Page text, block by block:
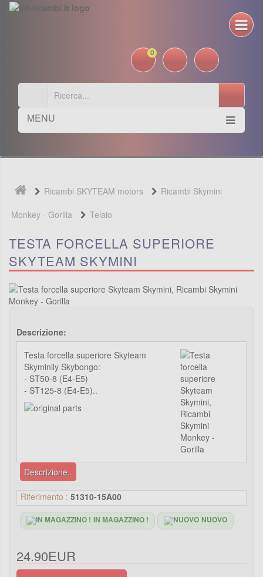
0
MENU
Ricambi SKYTEAM motors
Ricambi Skymini
Monkey - Gorilla
Telaio
TESTA FORCELLA SUPERIORE
SKYTEAM SKYMINI
Descrizione:
Testa forcella superiore Skyteam
Skyminily Skybongo:
- ST50-8 (E4-E5)
- ST125-8 (E4-E5)..
Descrizione..
Riferimento : 51310-15A00
IN MAGAZZINO ! NUOVO
24.90EUR